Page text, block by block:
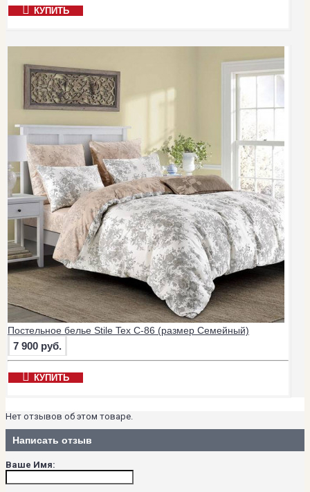
КУПИТЬ
Постельное белье Stile Tex C-86 (размер Семейный)
7 900 руб.
КУПИТЬ
Нет отзывов об этом товаре.
Написать отзыв
Ваше Имя: